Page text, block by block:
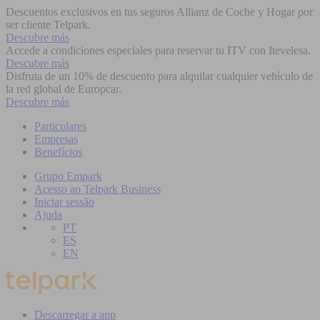
Descuentos exclusivos en tus seguros Allianz de Coche y Hogar por
ser cliente Telpark.
Descubre más
Accede a condiciones especiales para reservar tu ITV con Itevelesa.
Descubre más
Disfruta de un 10% de descuento para alquilar cualquier vehículo de
la red global de Europcar.
Descubre más
Particulares
Empresas
Benefícios
Grupo Empark
Acesso ao Telpark Business
Iniciar sessão
Ajuda
PT
ES
EN
Descarregar a app